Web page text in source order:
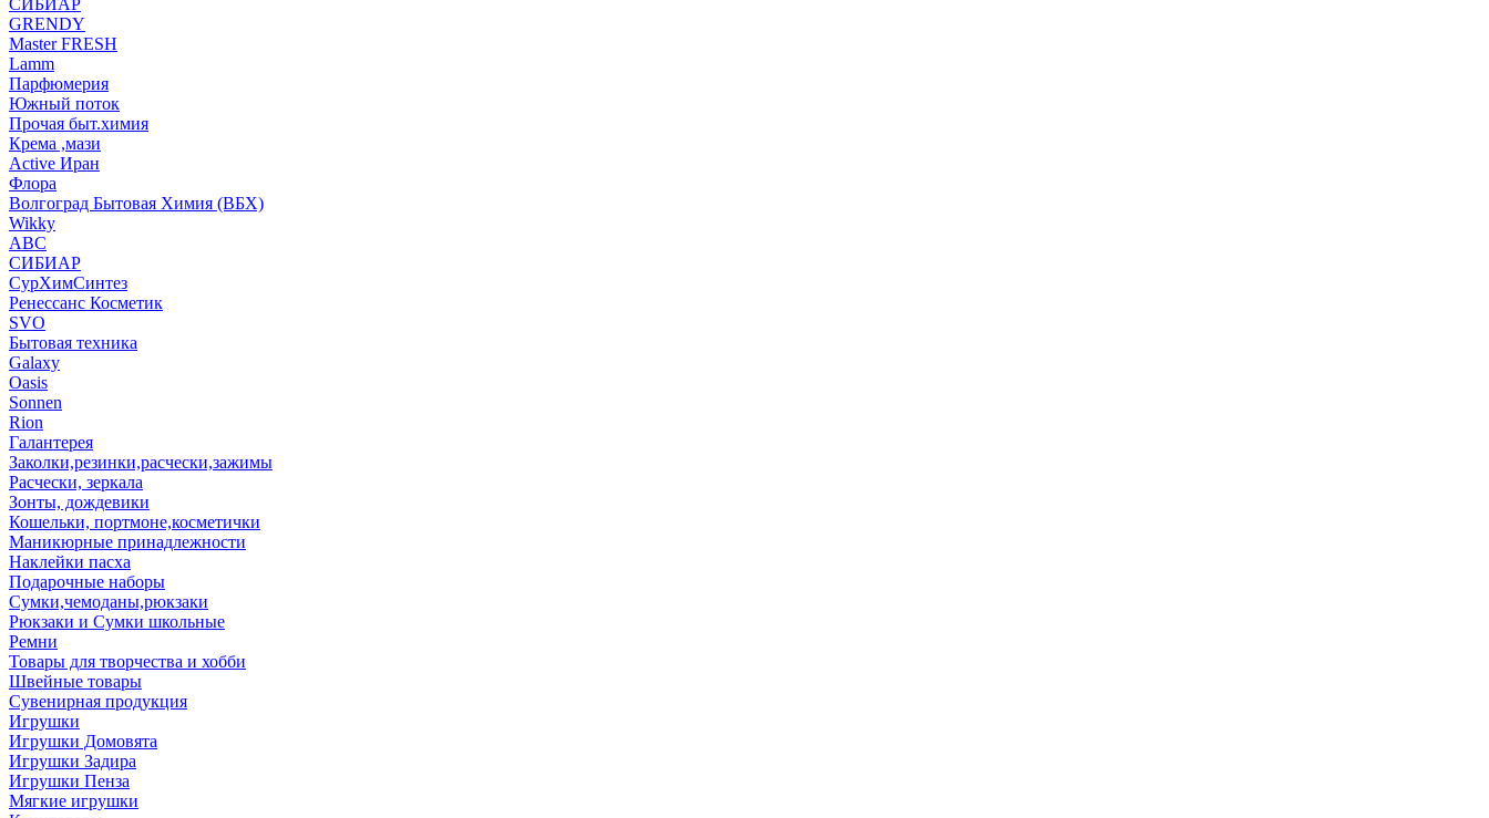
СИБИАР
GRENDY
Master FRESH
Lamm
Парфюмерия
Южный поток
Прочая быт.химия
Крема ,мази
Аctive Иран
Флора
Волгоград Бытовая Химия (ВБХ)
Wikky
АВС
СИБИАР
СурХимСинтез
Ренессанс Косметик
SVO
Бытовая техника
Galaxy
Oasis
Sonnen
Rion
Галантерея
Заколки,резинки,расчески,зажимы
Расчески, зеркала
Зонты, дождевики
Кошельки, портмоне,косметички
Маникюрные принадлежности
Наклейки пасха
Подарочные наборы
Сумки,чемоданы,рюкзаки
Рюкзаки и Сумки школьные
Ремни
Товары для творчества и хобби
Швейные товары
Сувенирная продукция
Игрушки
Игрушки Домовята
Игрушки Задира
Игрушки Пенза
Мягкие игрушки